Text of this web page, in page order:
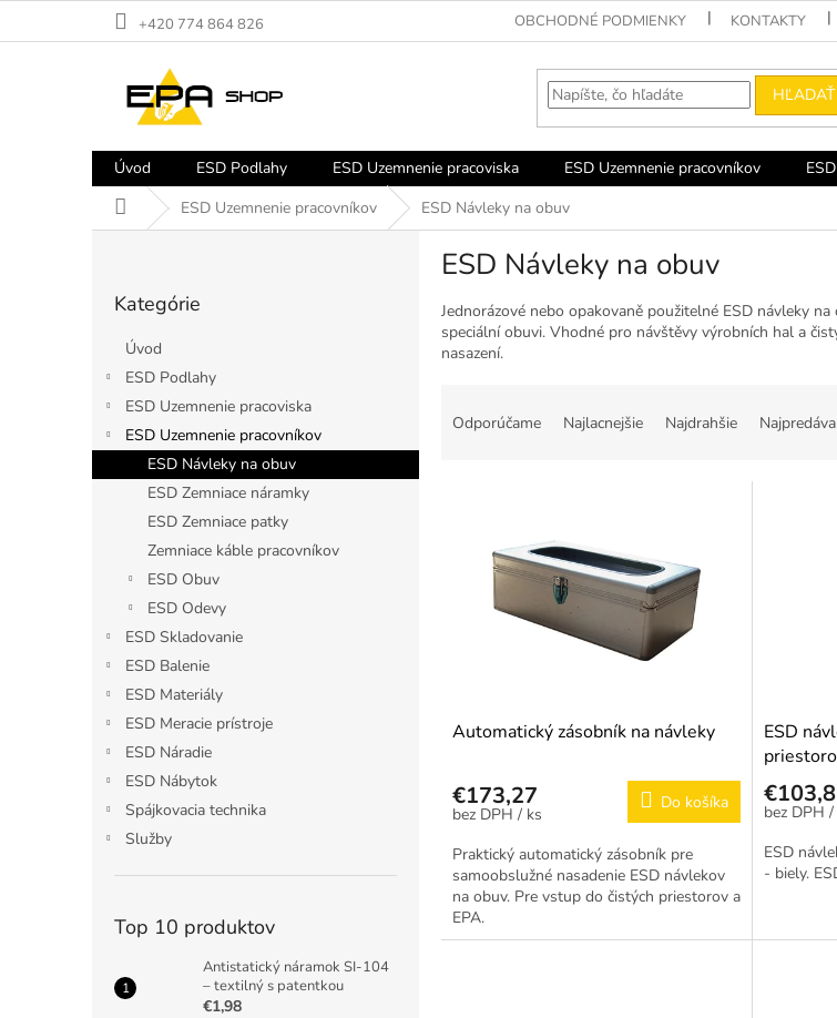
+420 774 864 826 OBCHODNÉ PODMIENKY KONTAKTY
HĽADAŤ
Úvod ESD Podlahy ESD Uzemnenie pracoviska ESD Uzemnenie pracovníkov
DomovESD Uzemnenie pracovníkov ESD Návleky na obuv
kategórie
Kategórie
Úvod
ESD Podlahy
ESD Uzemnenie pracoviska
ESD Uzemnenie pracovníkov
ESD Návleky na obuv
ESD Zemniace náramky
ESD Zemniace patky
Zemniace káble pracovníkov
ESD Obuv
ESD Odevy
ESD Skladovanie
ESD Balenie
ESD Materiály
ESD Meracie prístroje
ESD Náradie
ESD Nábytok
Spájkovacia technika
Služby
Top 10 produktov
Antistatický náramok SI-104
– textilný s patentkou
€1,98
ESD Návleky na obuv
Jednorázové nebo opakovaně použitelné ESD návleky
speciální obuvi. Vhodné pro návštěvy výrobních hal a
nasazení.
Odporúčame Najlacnejšie Najdrahšie
Automatický zásobník na návleky
€173,27
/ ks
Do košíka
Praktický automatický zásobník pre
samoobslužné nasadenie ESD návlekov
na obuv. Pre vstup do čistých priestorov a
EPA.
ESD
/
ESD
- biely.